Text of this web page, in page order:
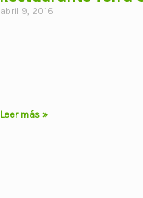
abril 9, 2016
Leer más »